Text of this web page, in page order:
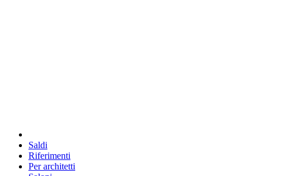
Saldi
Riferimenti
Per architetti